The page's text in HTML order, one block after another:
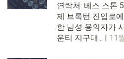
연락처: 베스 스톤
제 브록턴 진입로
한 남성 용의자가
운티 지구대... | 11